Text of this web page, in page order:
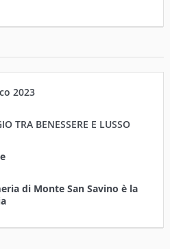
2023
TRA BENESSERE E LUSSO
di Monte San Savino è la